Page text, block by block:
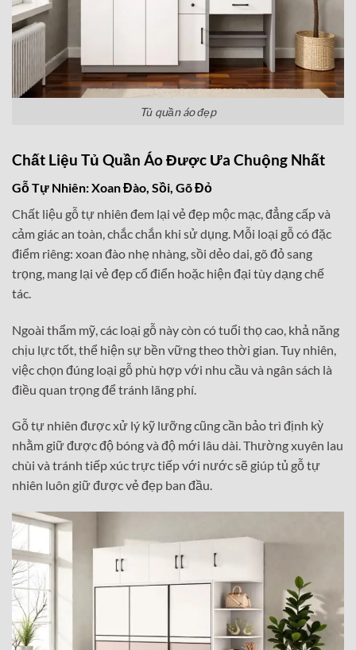
Tủ quần áo đẹp
Chất Liệu Tủ Quần Áo Được Ưa Chuộng Nhất
Gỗ Tự Nhiên: Xoan Đào, Sồi, Gõ Đỏ
Chất liệu gỗ tự nhiên đem lại vẻ đẹp mộc mạc, đẳng cấp và
cảm giác an toàn, chắc chắn khi sử dụng. Mỗi loại gỗ có đặc
điểm riêng: xoan đào nhẹ nhàng, sồi dẻo dai, gõ đỏ sang
trọng, mang lại vẻ đẹp cổ điển hoặc hiện đại tùy dạng chế
tác.
Ngoài thẩm mỹ, các loại gỗ này còn có tuổi thọ cao, khả năng
chịu lực tốt, thể hiện sự bền vững theo thời gian. Tuy nhiên,
việc chọn đúng loại gỗ phù hợp với nhu cầu và ngân sách là
điều quan trọng để tránh lãng phí.
Gỗ tự nhiên được xử lý kỹ lưỡng cũng cần bảo trì định kỳ
nhằm giữ được độ bóng và độ mới lâu dài. Thường xuyên lau
chùi và tránh tiếp xúc trực tiếp với nước sẽ giúp tủ gỗ tự
nhiên luôn giữ được vẻ đẹp ban đầu.